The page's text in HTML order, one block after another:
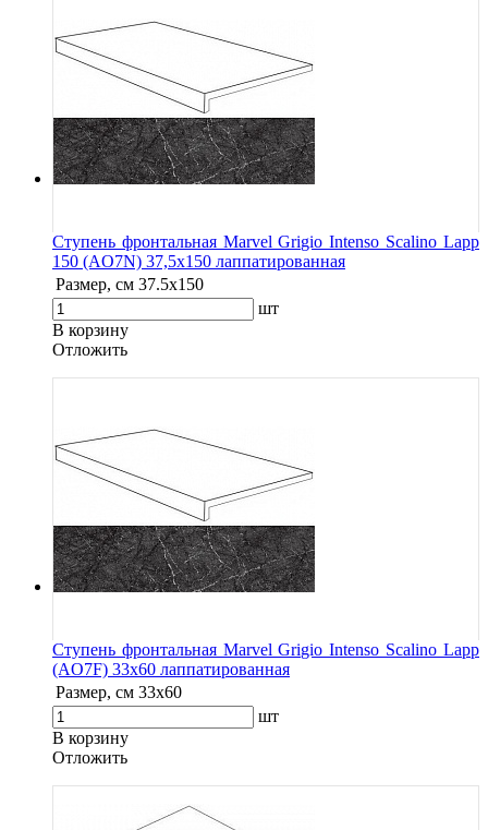
Ступень фронтальная Marvel Grigio Intenso Scalino Lapp
150 (AO7N) 37,5x150 лаппатированная
Размер, см 37.5x150
шт
В корзину
Oтложить
Ступень фронтальная Marvel Grigio Intenso Scalino Lapp
(AO7F) 33x60 лаппатированная
Размер, см 33x60
шт
В корзину
Oтложить